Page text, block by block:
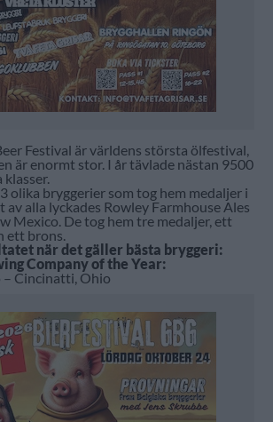
Festival är världens största ölfestival,
är enormt stor. I år tävlade nästan 9500
klasser.
olika bryggerier som tog hem medaljer i
av alla lyckades Rowley Farmhouse Ales
Mexico. De tog hem tre medaljer, ett
ett brons.
när det gäller bästa bryggeri:
Company of the Year:
– Cincinatti, Ohio